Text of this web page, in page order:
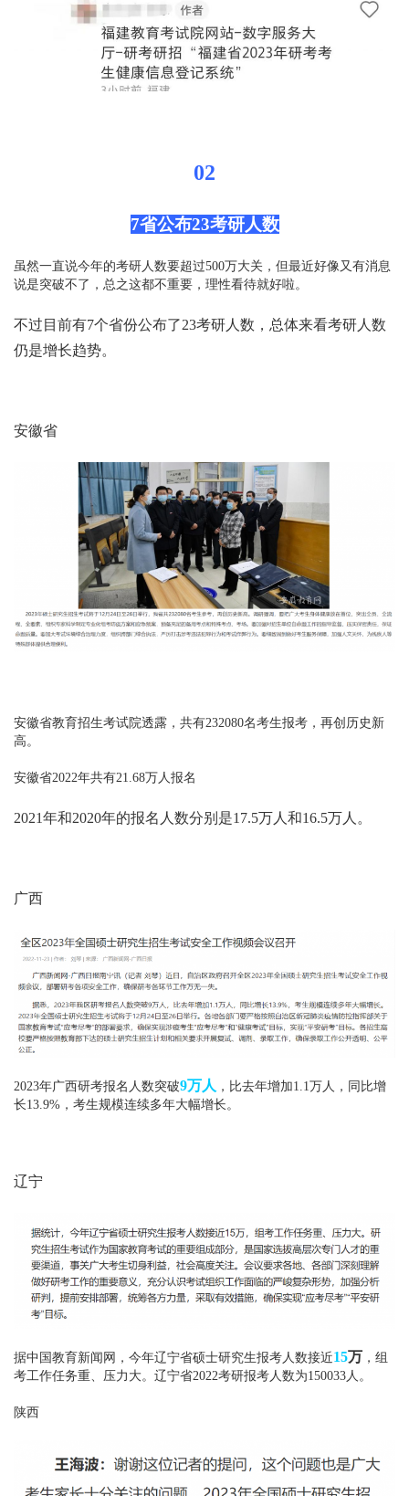
02
7省公布23考研人数
虽然一直说今年的考研人数要超过500万大关，但最近好像又有消息
说是突破不了，总之这都不重要，理性看待就好啦。
不过目前有7个省份公布了23考研人数，总体来看考研人数
仍是增长趋势。
安徽省
安徽省教育招生考试院透露，共有232080名考生报考，再创历史新
高。
安徽省2022年共有21.68万人报名
2021年和2020年的报名人数分别是17.5万人和16.5万人。
广西
2023年广西研考报名人数突破9万人 ，比去年增加1.1万人，同比增
长13.9%，考生规模连续多年大幅增长。
辽宁
据中国教育新闻网，今年辽宁省硕士研究生报考人数接近15万 ，组
考工作任务重、压力大。辽宁省2022考研报考人数为150033人。
陕西